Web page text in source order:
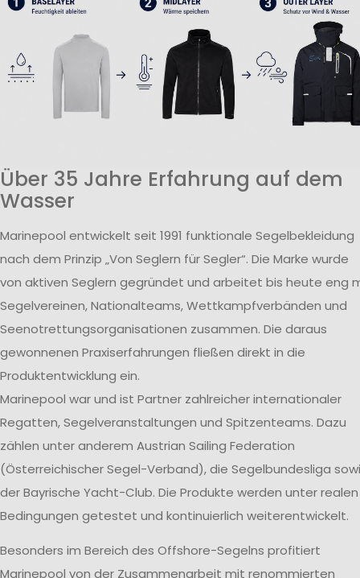
Über 35 Jahre Erfahrung auf dem
Wasser
Marinepool entwickelt seit 1991 funktionale Segelbekleidung
nach dem Prinzip „Von Seglern für Segler“. Die Marke wurde
von aktiven Seglern gegründet und arbeitet bis heute eng
Segelvereinen, Nationalteams, Wettkampfverbänden und
Seenotrettungsorganisationen zusammen. Die daraus
gewonnenen Praxiserfahrungen fließen direkt in die
Produktentwicklung ein.
Marinepool war und ist Partner zahlreicher internationaler
Regatten, Segelveranstaltungen und Spitzenteams. Dazu
zählen unter anderem Austrian Sailing Federation
(Österreichischer Segel-Verband), die Segelbundesliga
der Bayrische Yacht-Club. Die Produkte werden unter realen
Bedingungen getestet und kontinuierlich weiterentwickelt.
Besonders im Bereich des Offshore-Segelns profitiert
Marinepool von der Zusammenarbeit mit renommierten